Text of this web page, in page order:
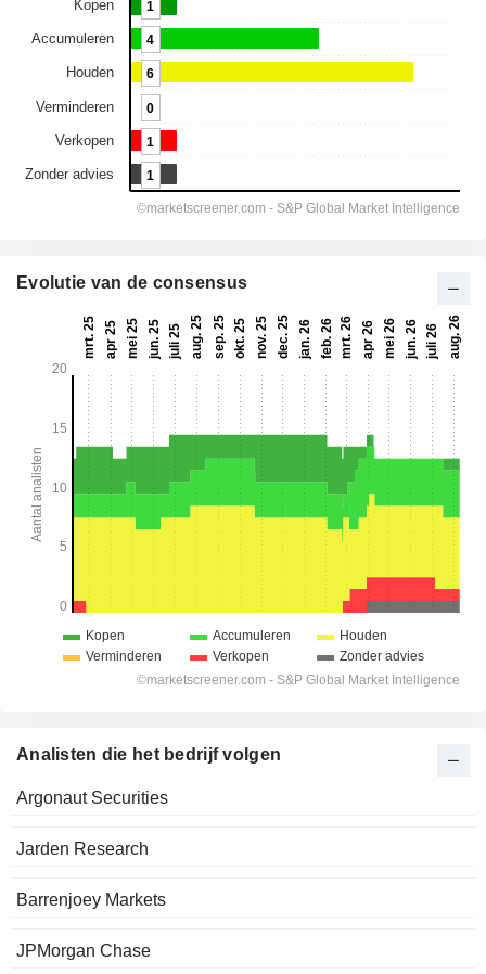
Evolutie van de consensus
Analisten die het bedrijf volgen
Argonaut Securities
Jarden Research
Barrenjoey Markets
JPMorgan Chase